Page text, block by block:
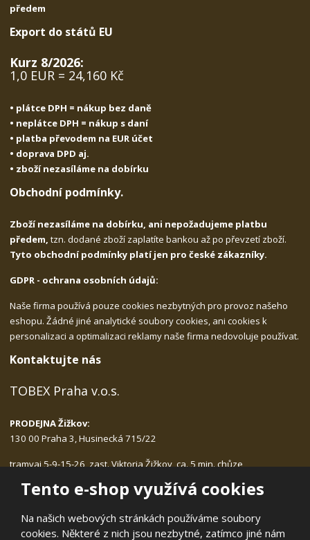
Tento e-shop využívá cookies
Na našich webových stránkách používáme soubory
cookies. Některé z nich jsou nezbytné, zatímco jiné nám
předem
Export do států EU
Kurz 8/2026:
1,0 EUR = 24,160 Kč
• plátce DPH = nákup bez daně
• neplátce DPH = nákup s daní
• platba převodem na EUR účet
• doprava DPD aj.
• zboží nezasíláme na dobírku
Obchodní podmínky.
Zboží nezasíláme na dobírku, ani nepožadujeme platbu
předem,tzn. dodané zboží zaplatíte bankou až po převzetí zboží.
Tyto obchodní podmínky platí jen pro české zákazníky.
GDPR - ochrana osobních údajů:
Naše firma používá pouze cookies nezbytných pro provoz našeho
eshopu. Žádné jiné analytické soubory cookies, ani cookies k
personalizaci a optimalizaci reklamy naše firma nedovoluje používat.
Kontaktujte nás
TOBEX Praha v.o.s.
PRODEJNA Žižkov:
130 00 Praha 3, Husinecká 715/22
tramvaj 5-9-15-26, zast. Viktoria Žižkov, ca. 5 min. chůze
Po-Pá: 9.00 - 17.30, bez přestávky na oběd
tlf.: 222.540.423, 775.989.406